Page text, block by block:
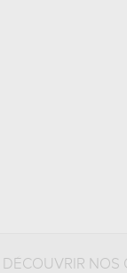
DÉCOUVRIR NOS